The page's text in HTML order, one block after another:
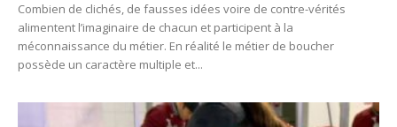
Combien de clichés, de fausses idées voire de contre-vérités
alimentent l’imaginaire de chacun et participent à la
méconnaissance du métier. En réalité le métier de boucher
possède un caractère multiple et...